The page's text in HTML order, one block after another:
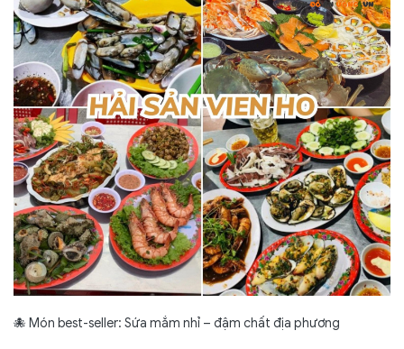
🐙 Món best-seller: Sứa mắm nhỉ – đậm chất địa phương